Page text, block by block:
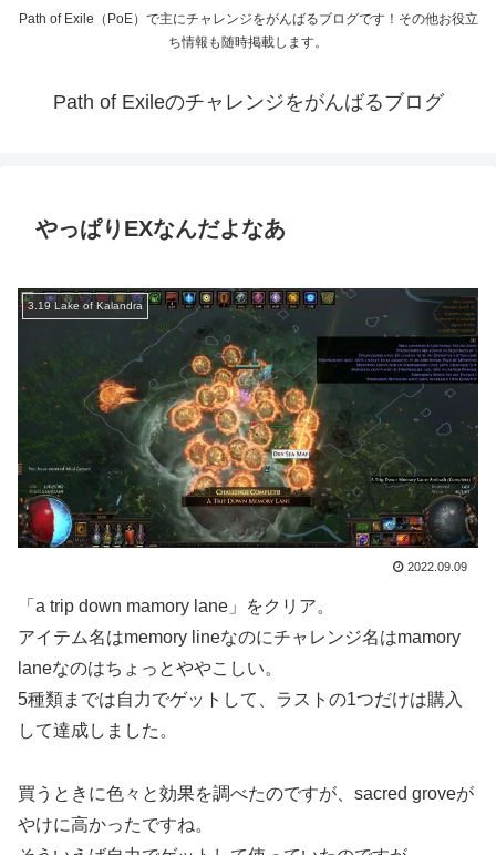
Path of Exile（PoE）で主にチャレンジをがんばるブログです！その他お役立
ち情報も随時掲載します。
Path of Exileのチャレンジをがんばるブログ
やっぱりEXなんだよなあ
3.19 Lake of Kalandra
2022.09.09
「a trip down mamory lane」をクリア。
アイテム名はmemory lineなのにチャレンジ名はmamory
laneなのはちょっとややこしい。
5種類までは自力でゲットして、ラストの1つだけは購入
して達成しました。
買うときに色々と効果を調べたのですが、sacred groveが
やけに高かったですね。